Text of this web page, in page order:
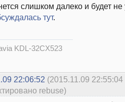
слишком далеко и будет
тут.
KDL-32CX523
22:06:52 (2015.11.09 22:55:04
rebuse)